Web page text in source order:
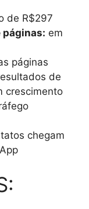
de R$297
páginas: em
páginas
de
crescimento
chegam